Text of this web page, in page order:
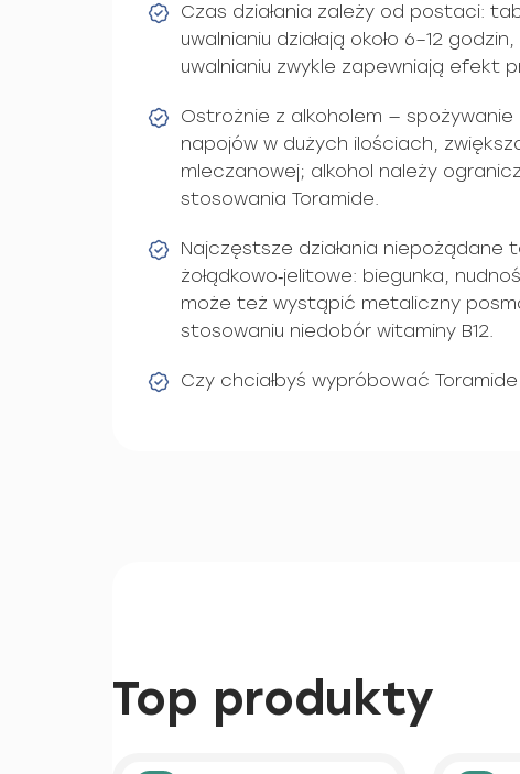
Czas działania zależy od postaci:
uwalnianiu działają około 6–12
uwalnianiu zwykle zapewniają efekt
Ostrożnie z alkoholem — spożywanie
napojów w dużych ilościach,
mleczanowej; alkohol należy
stosowania Toramide.
Najczęstsze działania niepożądane
żołądkowo‑jelitowe: biegunka,
może też wystąpić metaliczny
stosowaniu niedobór witaminy B12.
Czy chciałbyś wypróbować
Top produkty